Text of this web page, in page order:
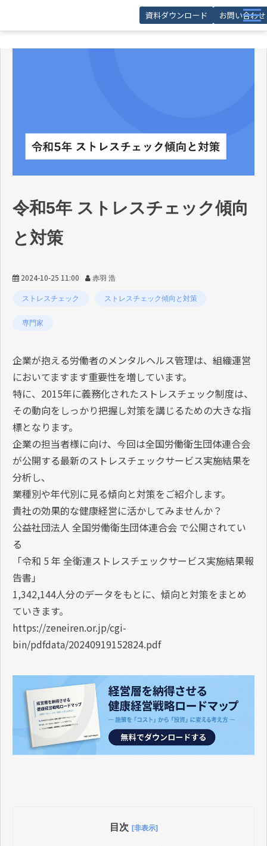
資料ダウンロード お問い合わせ
FAQ
令和5年 ストレスチェック傾向
と対策
2024-10-25 11:00 赤羽 浩
ストレスチェック ストレスチェック傾向と対策
専門家
企業が抱える労働者のメンタルヘルス管理は、組織運営
においてますます重要性を増しています。
特に、2015年に義務化されたストレスチェック制度は、
その動向をしっかり把握し対策を講じるための大きな指
標となります。
企業の担当者様に向け、今回は全国労働衛生団体連合会
が公開する最新のストレスチェックサービス実施結果を
分析し、
業種別や年代別に見る傾向と対策をご紹介します。
貴社の効果的な健康経営に活かしてみませんか？
公益社団法人 全国労働衛生団体連合会 で公開されてい
る
「令和 5 年 全衛連ストレスチェックサービス実施結果報
告書」
1,342,144人分のデータをもとに、傾向と対策をまとめ
ていきます。
https://zeneiren.or.jp/cgi-
bin/pdfdata/20240919152824.pdf
目次 [非表示]